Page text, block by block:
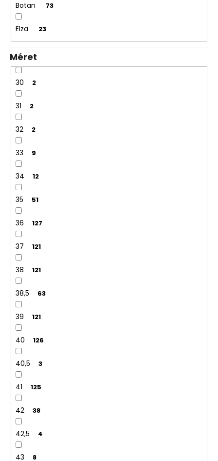
Botan 73
Elza 23
Méret
30 2
31 2
32 2
33 9
34 12
35 51
36 127
37 121
38 121
38,5 63
39 121
40 126
40,5 3
41 125
42 38
42,5 4
43 8